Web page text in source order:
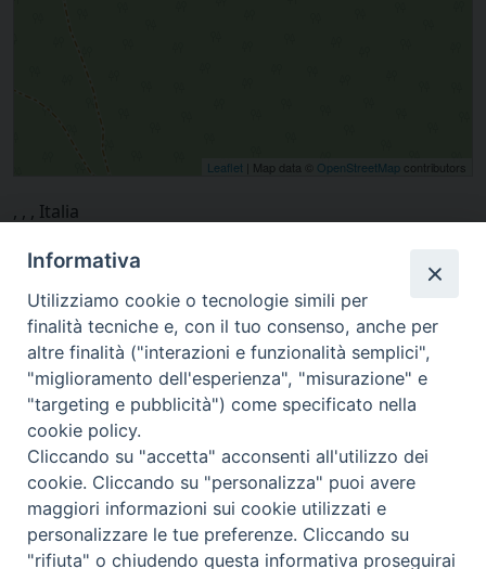
Leaflet | Map data © OpenStreetMap contributors
, , , Italia
via Amedeo Rossi, 28 - 12100 Cuneo
segreteriagenerale@diocesicuneofossano.it
c.f. 96017380047
Informativa
Utilizziamo cookie o tecnologie simili per
finalità tecniche e, con il tuo consenso, anche per
altre finalità ("interazioni e funzionalità semplici",
"miglioramento dell'esperienza", "misurazione" e
"targeting e pubblicità") come specificato nella
cookie policy.
Cliccando su "accetta" acconsenti all'utilizzo dei
cookie. Cliccando su "personalizza" puoi avere
maggiori informazioni sui cookie utilizzati e
personalizzare le tue preferenze. Cliccando su
"rifiuta" o chiudendo questa informativa proseguirai